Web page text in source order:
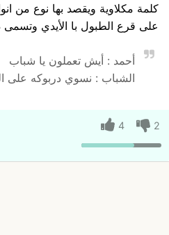
كلمة مكلاوية ويقصد بها نوع من
على قرع الطبول با الأيدي وتسمى
أحمد : أيش تعملون يا شباب
الشباب : نسوي دربوكه على
2
4